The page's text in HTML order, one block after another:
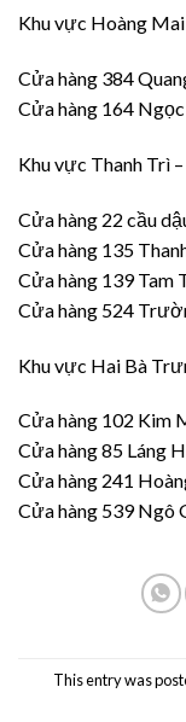
Khu vực Hoàng
Cửa hàng 384
Cửa hàng 164
Khu vực Thanh Trì
Cửa hàng 22 cầu
Cửa hàng 135
Cửa hàng 139 Tam
Cửa hàng 524
Khu vực Hai Bà
Cửa hàng 102 Kim
Cửa hàng 85 Láng
Cửa hàng 241
Cửa hàng 539 Ngô
This entry was